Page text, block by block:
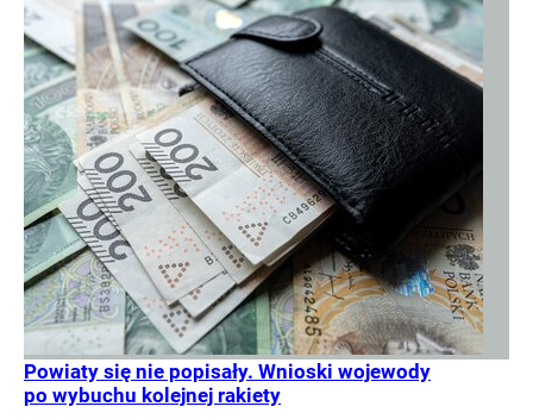
Powiaty się nie popisały. Wnioski wojewody
po wybuchu kolejnej rakiety